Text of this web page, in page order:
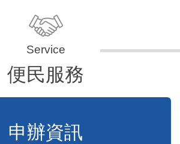
便民服務
申辦資訊